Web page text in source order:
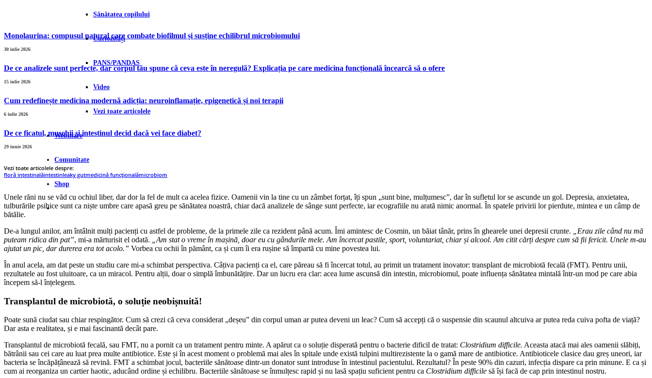
Sănătatea copilului
Curiozități
PANS/PANDAS
Video
Vezi toate articolele
Webinare
Comunitate
Shop
Monolaurina: compusul natural care combate biofilmul și susține echilibrul microbiomului
30 iulie 2026
De ce analizele sunt perfecte, dar corpul tău spune că ceva este în neregulă? Explicația pe care medicina funcțională încearcă să o ofere
15 iulie 2026
Cum redefinește medicina modernă adicția: neuroinflamație, epigenetică și noi terapii
6 iulie 2026
De ce ficatul, mușchii și intestinul decid dacă vei face diabet?
29 iunie 2026
Vezi toate articolele despre:
floră intestinalăintestinleaky gutmedicină funcționalămicrobiom
Unele răni nu se văd cu ochiul liber, dar dor la fel de mult ca acelea fizice. Oamenii vin la tine cu un zâmbet forțat, îți spun „sunt bine, mulțumesc”, dar în sufletul lor se ascunde un gol. Depresia, anxietatea,
tulburările psihice sunt ca niște umbre care apasă greu pe sănătatea noastră, chiar dacă analizele de sânge sunt perfecte, iar ecografiile nu arată nimic anormal. În spatele privirii lor pierdute, mintea e un câmp de
bătălie.
De-a lungul anilor, am întâlnit mulți pacienți cu astfel de probleme, de la primele zile ca rezident până acum. Îmi amintesc de Cosmin, un băiat tânăr, prins în ghearele unei depresii crunte.
„Erau zile când nu mă
puteam ridica din pat”, mi-a mărturisit el odată.
„Am stat o vreme în mașină, doar eu cu gândurile mele. Am încercat pastile, sport, voluntariat, chiar și alcool. Am citit cărți despre cum să fii fericit. Unele m-au
ajutat un pic, dar durerea era tot acolo.” Vorbea cu ochii în pământ, ca și cum îi era rușine să împartă cu mine povestea lui.
În anul acela, am dat peste un studiu care mi-a schimbat perspectiva. Câțiva pacienți ca el, care păreau să fi încercat totul, au primit un tratament inovator: transplant de microbiotă fecală (FMT). Pentru unii,
rezultatele au fost uluitoare, ca un miracol. Pentru alții, doar o simplă îmbunătățire. Dar un lucru era clar: acea lume ascunsă din intestin, microbiomul, poate influența sănătatea mintală într-un mod pe care abia
începem să-l înțelegem.
Transplantul de microbiotă, o soluție neobișnuită!
Poate sună ciudat sau chiar respingător. Cum să crezi că ceva considerat „deșeu” din corpul uman ar putea deveni un leac? Cum să accepți că o suspensie din scaunul altcuiva ar putea reda cuiva pofta de viață?
Dar asta e realitatea, și e mai fascinantă decât pare.
Transplantul de microbiotă fecală, sau FMT, nu a pornit ca un tratament pentru minte. A apărut ca o soluție disperată pentru o bacterie dificil de tratat: Clostridium difficile. Aceasta atacă mai ales oamenii slăbiți,
bătrânii sau cei care au luat prea multe antibiotice. Este și în acest moment o problemă mai ales în spitale unde există tulpini multirezistente la o gamă mare de antibiotice. Antibioticele clasice dau greș uneori, iar
bacteria se încăpățânează să revină. FMT a schimbat jocul, bacteriile sănătoase dintr-un donator sunt introduse în intestinul pacientului. Rezultatul? În peste 90% din cazuri, infecția dispare ca prin minune. E ca și
cum ai reorganiza un cartier haotic, aducând ordine și echilibru. Bacteriile sănătoase se înmulțesc rapid și nu lasă spațiu suficient pentru ca Clostridium difficile să își facă de cap prin intestinul nostru.